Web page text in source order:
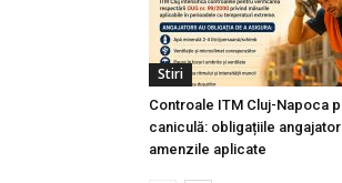
Stiri
Controale ITM Cluj-Napoca
caniculă: obligațiile
amenzile aplicate